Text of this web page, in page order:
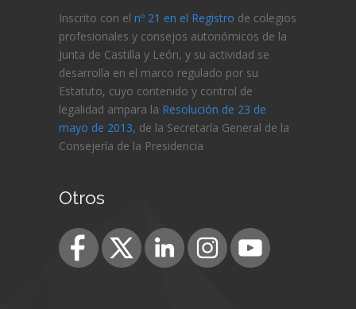
Inscrito con el nº 21 en el Registro de colegios
profesionales y consejos autonómicos de la
Junta de Castilla y León, y su actividad se
desarrolla en el marco regulado por su
Estatuto, cuyo contenido y control de
legalidad ampara la Resolución de 23 de
mayo de 2013, de la Secretaría General de la
Consejería de la Presidencia
Otros